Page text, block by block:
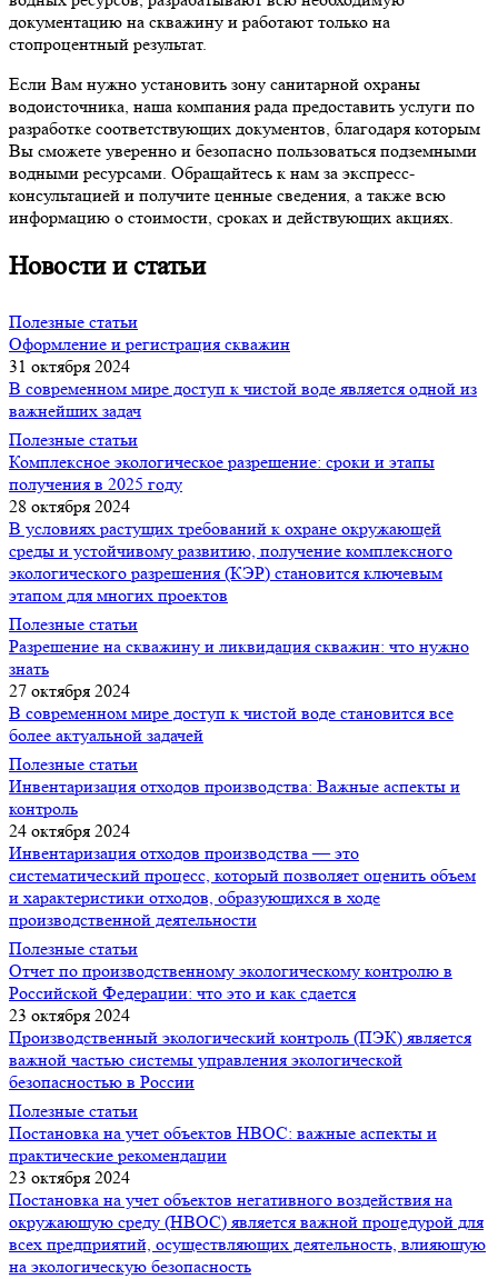
документацию на скважину и работают только на
стопроцентный результат.
Если Вам нужно установить зону санитарной охраны
водоисточника, наша компания рада предоставить услуги по
разработке соответствующих документов, благодаря которым
Вы сможете уверенно и безопасно пользоваться подземными
водными ресурсами. Обращайтесь к нам за экспресс-
консультацией и получите ценные сведения, а также всю
информацию о стоимости, сроках и действующих акциях.
Новости и статьи
Полезные статьи
Оформление и регистрация скважин
31 октября 2024
В современном мире доступ к чистой воде является одной из
важнейших задач
Полезные статьи
Комплексное экологическое разрешение: сроки и этапы
получения в 2025 году
28 октября 2024
В условиях растущих требований к охране окружающей
среды и устойчивому развитию, получение комплексного
экологического разрешения (КЭР) становится ключевым
этапом для многих проектов
Полезные статьи
Разрешение на скважину и ликвидация скважин: что нужно
знать
27 октября 2024
В современном мире доступ к чистой воде становится все
более актуальной задачей
Полезные статьи
Инвентаризация отходов производства: Важные аспекты и
контроль
24 октября 2024
Инвентаризация отходов производства — это
систематический процесс, который позволяет оценить объем
и характеристики отходов, образующихся в ходе
производственной деятельности
Полезные статьи
Отчет по производственному экологическому контролю в
Российской Федерации: что это и как сдается
23 октября 2024
Производственный экологический контроль (ПЭК) является
важной частью системы управления экологической
безопасностью в России
Полезные статьи
Постановка на учет объектов НВОС: важные аспекты и
практические рекомендации
23 октября 2024
Постановка на учет объектов негативного воздействия на
окружающую среду (НВОС) является важной процедурой для
всех предприятий, осуществляющих деятельность, влияющую
на экологическую безопасность